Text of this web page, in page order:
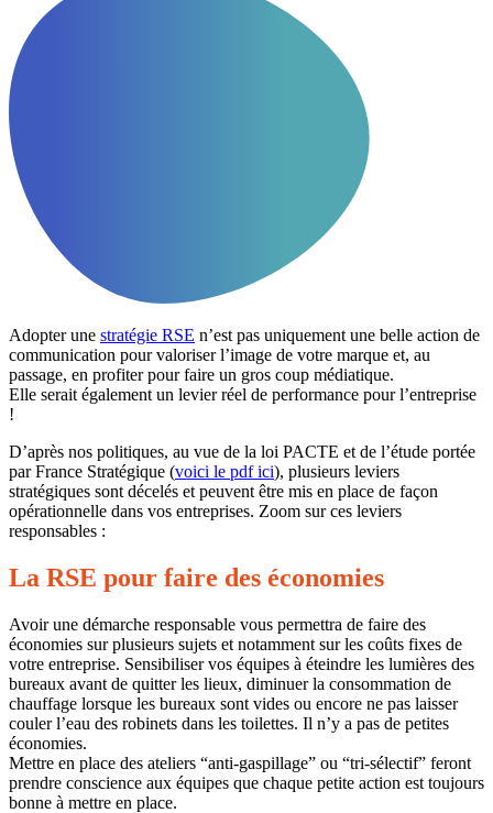
Adopter une stratégie RSE n’est pas uniquement une belle action de
communication pour valoriser l’image de votre marque et, au
passage, en profiter pour faire un gros coup médiatique.
Elle serait également un levier réel de performance pour l’entreprise
!
D’après nos politiques, au vue de la loi PACTE et de l’étude portée
par France Stratégique (voici le pdf ici), plusieurs leviers
stratégiques sont décelés et peuvent être mis en place de façon
opérationnelle dans vos entreprises. Zoom sur ces leviers
responsables :
La RSE pour faire des économies
Avoir une démarche responsable vous permettra de faire des
économies sur plusieurs sujets et notamment sur les coûts fixes de
votre entreprise. Sensibiliser vos équipes à éteindre les lumières des
bureaux avant de quitter les lieux, diminuer la consommation de
chauffage lorsque les bureaux sont vides ou encore ne pas laisser
couler l’eau des robinets dans les toilettes. Il n’y a pas de petites
économies.
Mettre en place des ateliers “anti-gaspillage” ou “tri-sélectif” feront
prendre conscience aux équipes que chaque petite action est toujours
bonne à mettre en place.